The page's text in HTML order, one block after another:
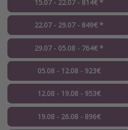
15.07 - 22.07 - 814€ *
22.07 - 29.07 - 849€ *
29.07 - 05.08 - 764€ *
05.08 - 12.08 - 923€
12.08 - 19.08 - 953€
19.08 - 26.08 - 896€